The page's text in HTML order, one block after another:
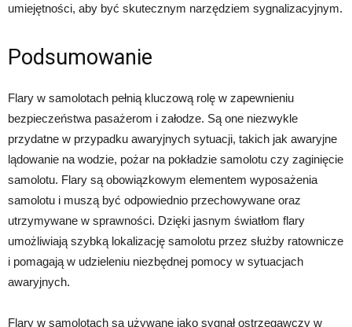
umiejętności, aby być skutecznym narzędziem sygnalizacyjnym.
Podsumowanie
Flary w samolotach pełnią kluczową rolę w zapewnieniu
bezpieczeństwa pasażerom i załodze. Są one niezwykle
przydatne w przypadku awaryjnych sytuacji, takich jak awaryjne
lądowanie na wodzie, pożar na pokładzie samolotu czy zaginięcie
samolotu. Flary są obowiązkowym elementem wyposażenia
samolotu i muszą być odpowiednio przechowywane oraz
utrzymywane w sprawności. Dzięki jasnym światłom flary
umożliwiają szybką lokalizację samolotu przez służby ratownicze
i pomagają w udzieleniu niezbędnej pomocy w sytuacjach
awaryjnych.
Flary w samolotach są używane jako sygnał ostrzegawczy w